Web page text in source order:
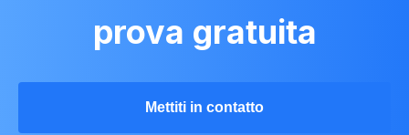
prova gratuita
Mettiti in contatto